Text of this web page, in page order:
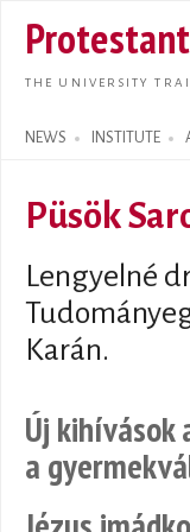
THE UNIVERSITY
NEWS INSTITUTE
Search form
Püsök
Lengyelné
Karán.
Új kihívások
a